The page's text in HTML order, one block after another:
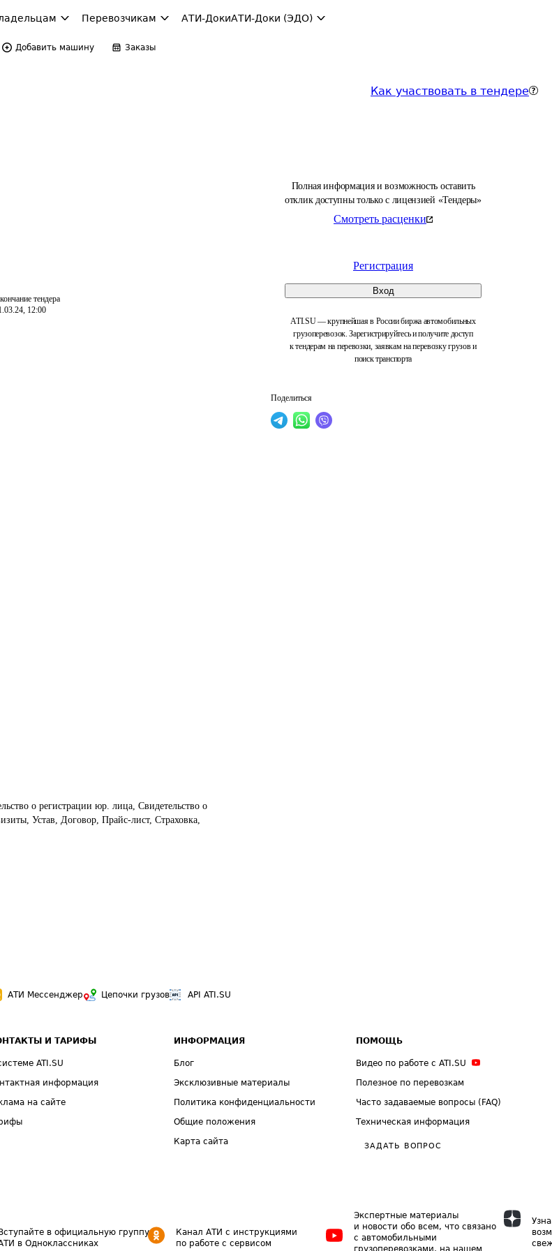
Перевозчикам АТИ-ДокиАТИ-Доки (ЭДО)
Добавить машину Заказы
Как участвовать в тендере
тендера
12:00
Полная информация и возможность оставить
отклик доступны только с лицензией «Тендеры»
Смотреть расценки
Регистрация
Вход
ATI.SU — крупнейшая в России биржа автомобильных
грузоперевозок. Зарегистрируйтесь и получите доступ
к тендерам на перевозки, заявкам на перевозку грузов и
поиск транспорта
Поделиться
о регистрации юр. лица, Свидетельство о
Устав, Договор, Прайс-лист, Страховка,
АТИ Мессенджер Цепочки грузов API ATI.SU
И ТАРИФЫ
ATI.SU
информация
на сайте
ИНФОРМАЦИЯ
Блог
Эксклюзивные материалы
Политика конфиденциальности
Общие положения
Карта сайта
ПОМОЩЬ
Видео по работе с ATI.SU
Полезное по перевозкам
Часто задаваемые вопросы (FAQ)
Техническая информация
ЗАДАТЬ ВОПРОС
Вступайте в официальную группу
в Одноклассниках
Канал АТИ с инструкциями
по работе с сервисом
Экспертные материалы
и новости обо всем, что связано
с автомобильными
грузоперевозками, на нашем